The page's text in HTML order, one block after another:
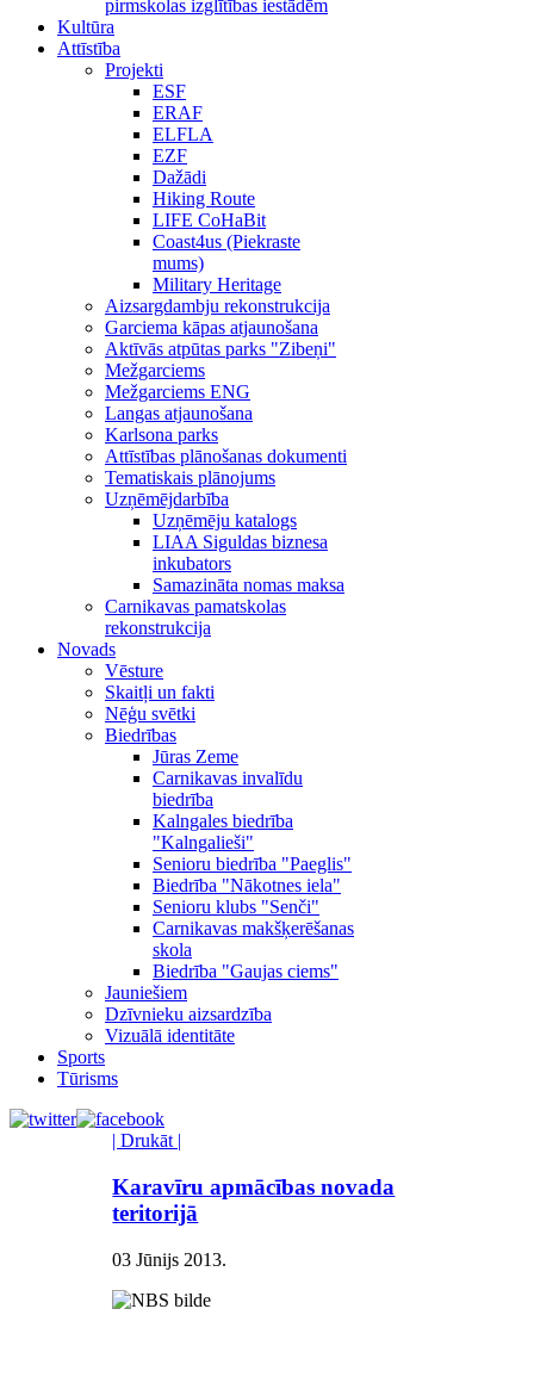
pirmskolas izglītības iestādēm
Kultūra
Attīstība
Projekti
ESF
ERAF
ELFLA
EZF
Dažādi
Hiking Route
LIFE CoHaBit
Coast4us (Piekraste
mums)
Military Heritage
Aizsargdambju rekonstrukcija
Garciema kāpas atjaunošana
Aktīvās atpūtas parks "Zibeņi"
Mežgarciems
Mežgarciems ENG
Langas atjaunošana
Karlsona parks
Attīstības plānošanas dokumenti
Tematiskais plānojums
Uzņēmējdarbība
Uzņēmēju katalogs
LIAA Siguldas biznesa
inkubators
Samazināta nomas maksa
Carnikavas pamatskolas
rekonstrukcija
Novads
Vēsture
Skaitļi un fakti
Nēģu svētki
Biedrības
Jūras Zeme
Carnikavas invalīdu
biedrība
Kalngales biedrība
"Kalngalieši"
Senioru biedrība "Paeglis"
Biedrība "Nākotnes iela"
Senioru klubs "Senči"
Carnikavas makšķerēšanas
skola
Biedrība "Gaujas ciems"
Jauniešiem
Dzīvnieku aizsardzība
Vizuālā identitāte
Sports
Tūrisms
| Drukāt |
Karavīru apmācības novada
teritorijā
03 Jūnijs 2013.